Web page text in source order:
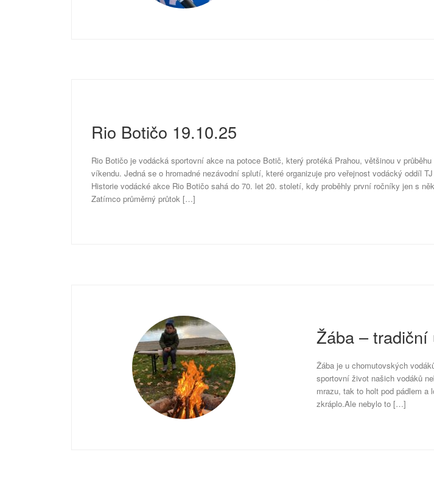
Rio Botičo 19.10.25
Rio Botičo je vodácká sportovní akce na potoce Botič, který protéká Prahou, většinou v
víkendu. Jedná se o hromadné nezávodní splutí, které organizuje pro veřejnost vodácký oddíl
Historie vodácké akce Rio Botičo sahá do 70. let 20. století, kdy proběhly první ročníky jen s
Zatímco průměrný průtok […]
Žába – tradiční
Žába je u chomutovských
sportovní život našich vodáků
mrazu, tak to holt pod pádlem a
zkráplo.Ale nebylo to […]